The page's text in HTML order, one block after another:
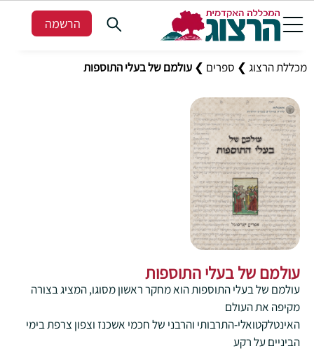
הרשמה
מכללת הרצוג ❯ ספרים ❯ עולמם של בעלי התוספות
עולמם של בעלי התוספות
עולמם של בעלי התוספות הוא מחקר ראשון מסוגו, המציג בצורה
מקיפה את העולם
האינטלקטואלי-התרבותי והרבני של חכמי אשכנז וצפון צרפת בימי
הביניים על רקע